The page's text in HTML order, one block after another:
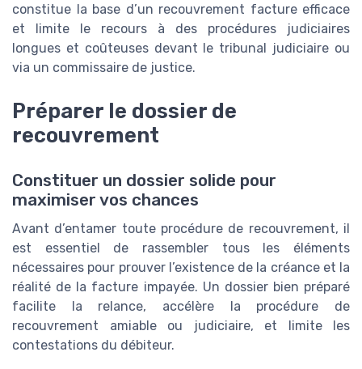
constitue la base d’un recouvrement facture efficace
et limite le recours à des procédures judiciaires
longues et coûteuses devant le tribunal judiciaire ou
via un commissaire de justice.
Préparer le dossier de
recouvrement
Constituer un dossier solide pour
maximiser vos chances
Avant d’entamer toute procédure de recouvrement, il
est essentiel de rassembler tous les éléments
nécessaires pour prouver l’existence de la créance et la
réalité de la facture impayée. Un dossier bien préparé
facilite la relance, accélère la procédure de
recouvrement amiable ou judiciaire, et limite les
contestations du débiteur.